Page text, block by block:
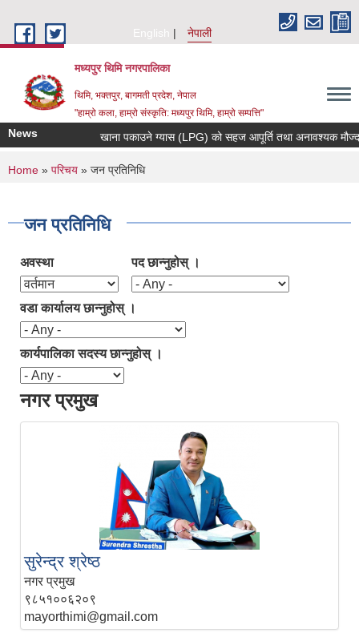
English
नेपाली
मध्यपुर थिमि नगरपालिका
थिमि, भक्तपुर, बागमती प्रदेश, नेपाल
"हाम्रो कला, हाम्रो संस्कृति: मध्यपुर थिमि, हाम्रो सम्पत्ति"
News खाना पकाउने ग्यास (LPG) को सहज आपूर्ति तथा अनावश्यक मौज्दात
You are here
Home » परिचय » जन प्रतिनिधि
जन प्रतिनिधि
अवस्था पद छान्नुहोस् ।
वडा कार्यालय छान्नुहोस् ।
कार्यपालिका सदस्य छान्नुहोस् ।
नगर प्रमुख
सुरेन्द्र श्रेष्ठ
नगर प्रमुख
९८५१००६२०९
mayorthimi@gmail.com